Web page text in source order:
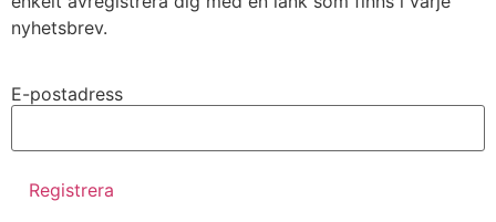
nyhetsbrev.
E-postadress